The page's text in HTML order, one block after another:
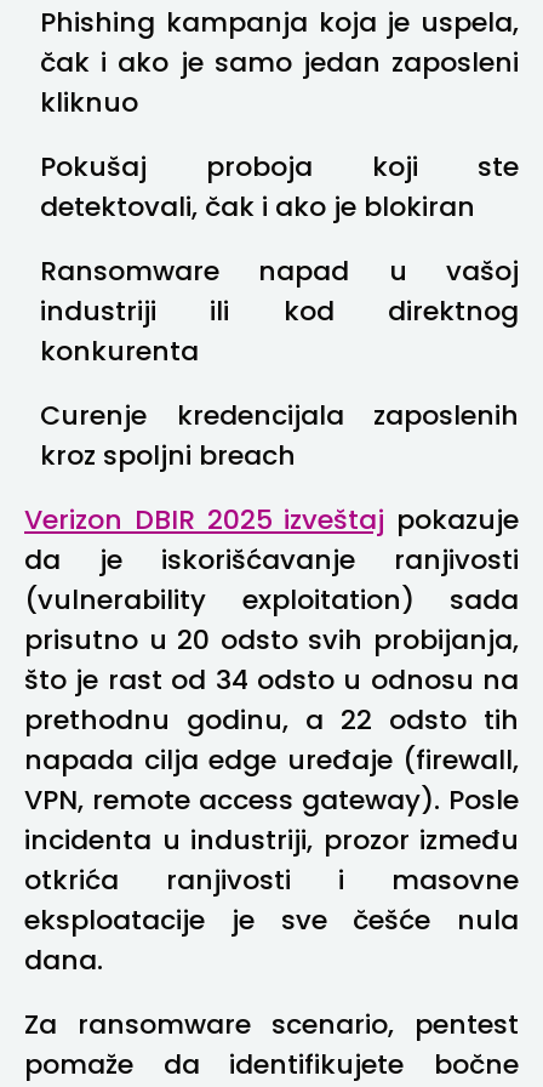
Phishing kampanja koja je uspela,
čak i ako je samo jedan zaposleni
kliknuo
Pokušaj proboja koji ste
detektovali, čak i ako je blokiran
Ransomware napad u vašoj
industriji ili kod direktnog
konkurenta
Curenje kredencijala zaposlenih
kroz spoljni breach
Verizon DBIR 2025 izveštaj pokazuje
da je iskorišćavanje ranjivosti
(vulnerability exploitation) sada
prisutno u 20 odsto svih probijanja,
što je rast od 34 odsto u odnosu na
prethodnu godinu, a 22 odsto tih
napada cilja edge uređaje (firewall,
VPN, remote access gateway). Posle
incidenta u industriji, prozor između
otkrića ranjivosti i masovne
eksploatacije je sve češće nula
dana.
Za ransomware scenario, pentest
pomaže da identifikujete bočne